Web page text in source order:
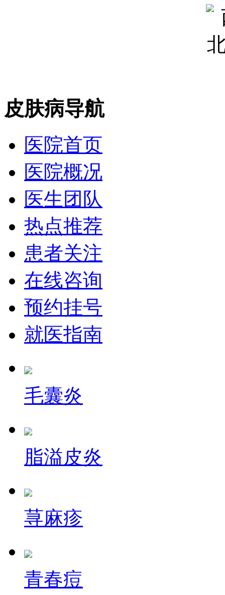
皮肤病导航
医院首页
医院概况
医生团队
热点推荐
患者关注
在线咨询
预约挂号
就医指南
毛囊炎
脂溢皮炎
荨麻疹
青春痘